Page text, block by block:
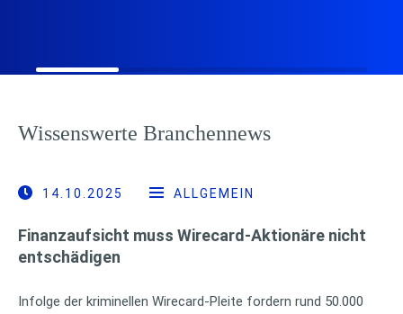
Wissenswerte Branchennews
14.10.2025 ALLGEMEIN
Finanzaufsicht muss Wirecard-Aktionäre nicht
entschädigen
Infolge der kriminellen Wirecard-Pleite fordern rund 50.000